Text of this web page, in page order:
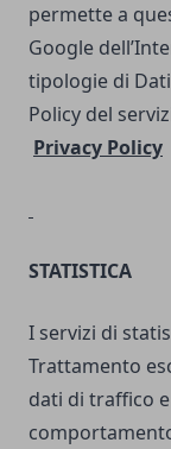
permette a
Google
tipologie di
Policy del
Privacy Policy
STATISTICA
I servizi di
Trattamento
dati di traffico